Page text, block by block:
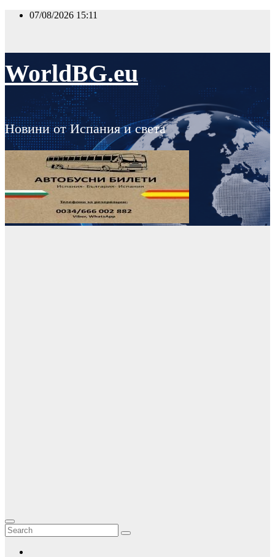
Skip
07/08/2026 15:11
WorldBG.eu
Новини от Испания и света